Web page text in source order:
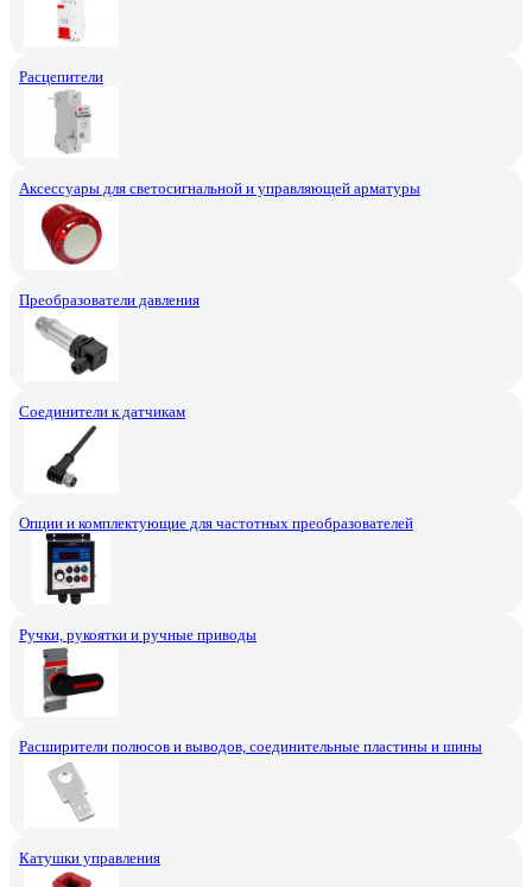
Расцепители
Аксессуары для светосигнальной и управляющей арматуры
Преобразователи давления
Соединители к датчикам
Опции и комплектующие для частотных преобразователей
Ручки, рукоятки и ручные приводы
Расширители полюсов и выводов, соединительные пластины и шины
Катушки управления